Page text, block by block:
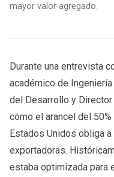
mayor valor agregado.
Durante una entrevista
académico de
del Desarrollo y
cómo el arancel del
Estados Unidos obliga
exportadoras.
estaba optimizada para